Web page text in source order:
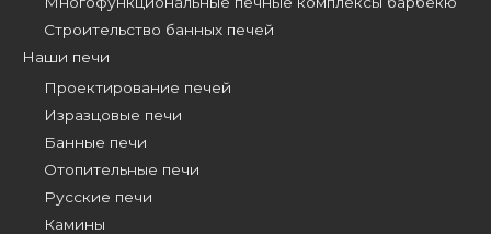
Строительство банных печей
Наши печи
Проектирование печей
Изразцовые печи
Банные печи
Отопительные печи
Русские печи
Камины